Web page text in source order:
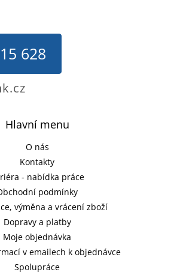
Hlavní menu
O nás
Kontakty
- nabídka práce
podmínky
výměna a vrácení zboží
Dopravy a platby
Moje objednávka
v emailech k objednávce
Spolupráce
628